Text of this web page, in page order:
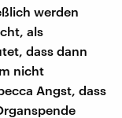
werden
als
dass dann
nicht
Angst, dass